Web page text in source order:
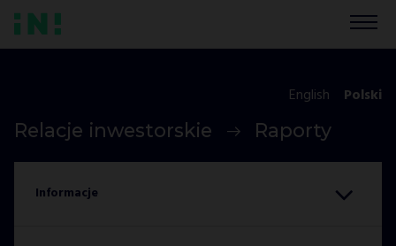
Relacje inwestorskie Raporty
English Polski